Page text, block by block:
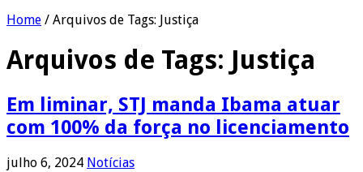
Home / Arquivos de Tags: Justiça
Arquivos de Tags: Justiça
Em liminar, STJ manda Ibama atuar
com 100% da força no licenciamento
julho 6, 2024 Notícias